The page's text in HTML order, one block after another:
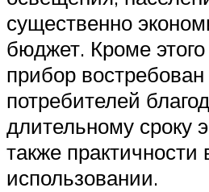
существенно
бюджет. Кроме
прибор
потребителей
длительному сроку
также практичности
использовании.